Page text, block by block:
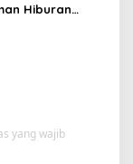
Hiburan
yang wajib